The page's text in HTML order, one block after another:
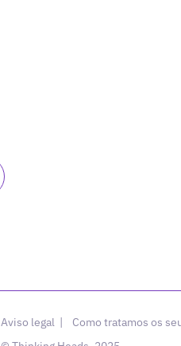
Aviso legal | Como tratamos os